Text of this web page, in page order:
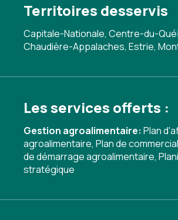
Territoires desservis
Capitale-Nationale, Centre-du-
Chaudière-Appalaches, Estrie,
Les services offerts :
Gestion agroalimentaire: Plan
agroalimentaire, Plan de
de démarrage agroalimentaire,
stratégique